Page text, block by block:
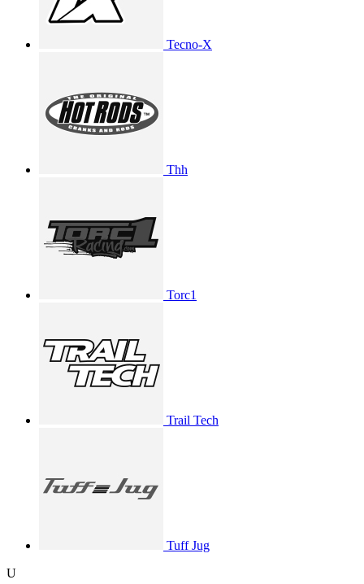
Tecno-X
Thh
Torc1
Trail Tech
Tuff Jug
U